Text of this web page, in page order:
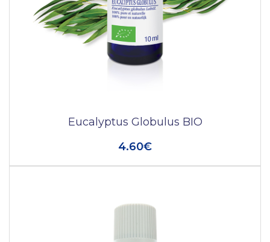
Eucalyptus Globulus BIO
4.60€